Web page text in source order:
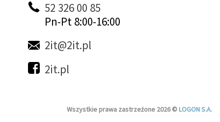
52 326 00 85
Pn-Pt 8:00-16:00
2it@2it.pl
2it.pl
Wszystkie prawa zastrzeżone 2026 ©LOGON S.A.